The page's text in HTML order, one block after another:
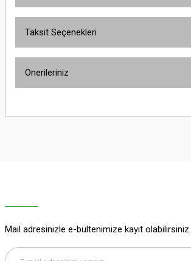
Taksit Seçenekleri
Önerileriniz
Bu ürüne benzer farklı alternatifler olmalı.
Mail adresinizle e-bültenimize kayıt olabilirsiniz.